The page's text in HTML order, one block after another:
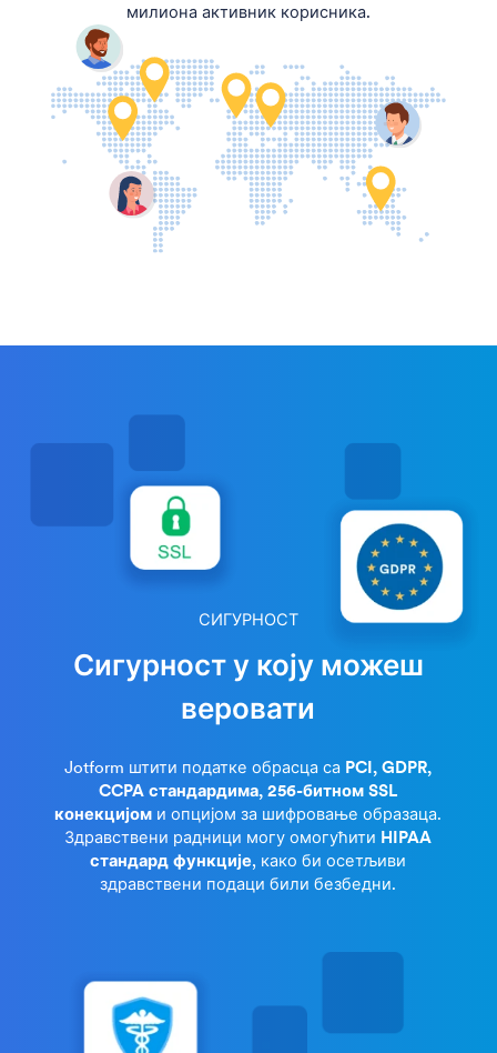
милиона активник корисника.
СИГУРНОСТ
Сигурност у коју можеш
веровати
Jotform штити податке обрасца са PCI, GDPR,
CCPA стандардима, 256-битном SSL
конекцијом и опцијом за шифровање образаца.
Здравствени радници могу омогућити HIPAA
стандард функције, како би осетљиви
здравствени подаци били безбедни.